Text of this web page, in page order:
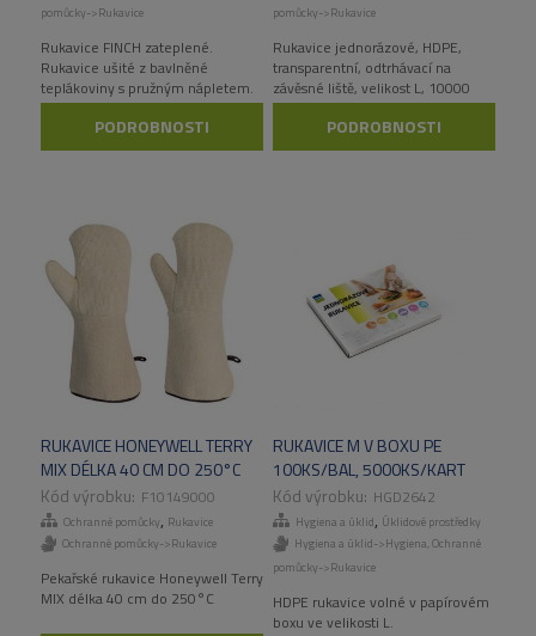
pomůcky->Rukavice
Rukavice FINCH zateplené.
Rukavice ušité z bavlněné
teplákoviny s pružným nápletem.
PODROBNOSTI
pomůcky->Rukavice
Rukavice jednorázové, HDPE,
transparentní, odtrhávací na
závěsné liště, velikost L, 10000
ks/kart
PODROBNOSTI
RUKAVICE HONEYWELL TERRY
MIX DÉLKA 40 CM DO 250°C
F10149000
Ochranné pomůcky, Rukavice
Ochranné pomůcky->Rukavice
Pekařské rukavice Honeywell Terry
MIX délka 40 cm do 250°C
RUKAVICE M V BOXU PE
100KS/BAL, 5000KS/KART
HGD2642
Hygiena a úklid, Úklidové prostředky
Hygiena a úklid->Hygiena, Ochranné
pomůcky->Rukavice
HDPE rukavice volné v papírovém
boxu ve velikosti L.